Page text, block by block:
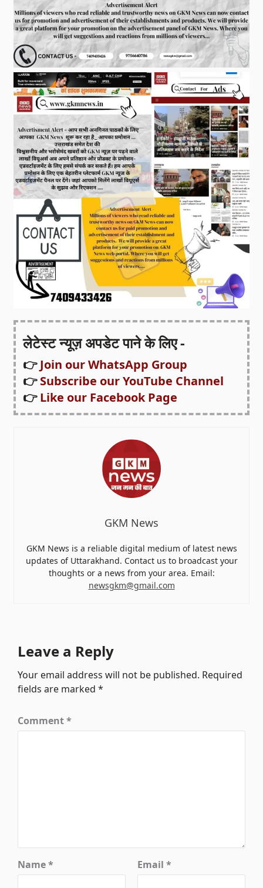
लेटेस्ट न्यूज़ अपडेट पाने के लिए -
👉Join our WhatsApp Group
👉Subscribe our YouTube Channel
👉Like our Facebook Page
GKM News
GKM News is a reliable digital medium of latest news
updates of Uttarakhand. Contact us to broadcast your
thoughts or a news from your area. Email:
newsgkm@gmail.com
Leave a Reply
Your email address will not be published. Required
fields are marked*
Comment*
Name* Email *